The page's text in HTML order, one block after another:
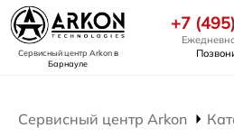
Сервисный центр Arkonв
Барнауле
+7
Сервисный центр Arkon